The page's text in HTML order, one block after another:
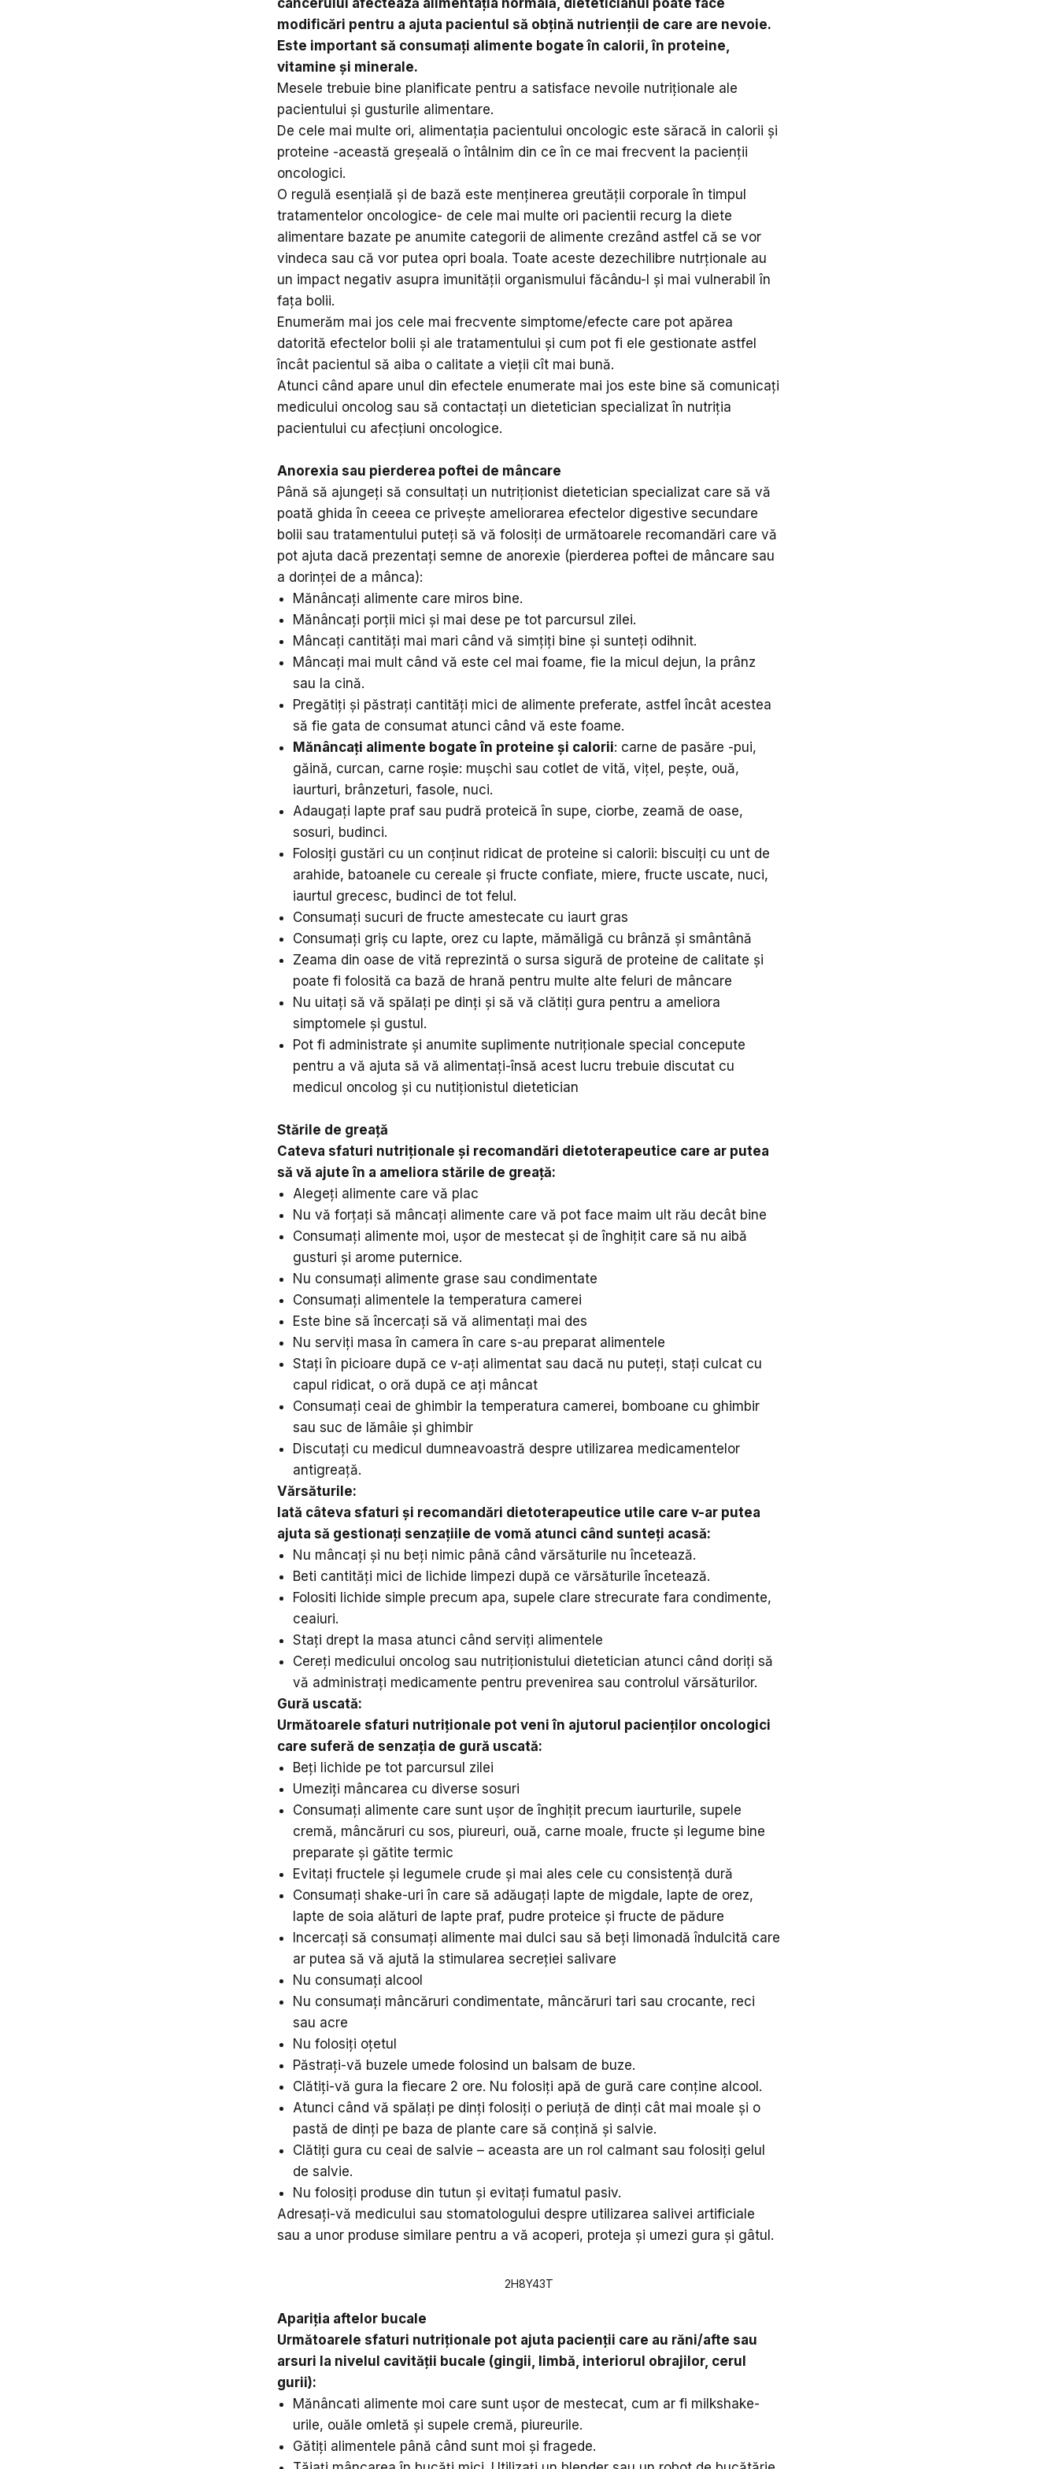
modificări pentru a ajuta pacientul să obțină nutrienții de care are nevoie.
Este important să consumați alimente bogate în calorii, în proteine,
vitamine și minerale.
Mesele trebuie bine planificate pentru a satisface nevoile nutriționale ale
pacientului și gusturile alimentare.
De cele mai multe ori, alimentația pacientului oncologic este săracă in calorii și
proteine -această greșeală o întâlnim din ce în ce mai frecvent la pacienții
oncologici.
O regulă esențială și de bază este menținerea greutății corporale în timpul
tratamentelor oncologice- de cele mai multe ori pacientii recurg la diete
alimentare bazate pe anumite categorii de alimente crezând astfel că se vor
vindeca sau că vor putea opri boala. Toate aceste dezechilibre nutrționale au
un impact negativ asupra imunității organismului făcându-l și mai vulnerabil în
fața bolii.
Enumerăm mai jos cele mai frecvente simptome/efecte care pot apărea
datorită efectelor bolii și ale tratamentului și cum pot fi ele gestionate astfel
încât pacientul să aiba o calitate a vieții cît mai bună.
Atunci când apare unul din efectele enumerate mai jos este bine să comunicați
medicului oncolog sau să contactați un dietetician specializat în nutriția
pacientului cu afecțiuni oncologice.
Anorexia sau pierderea poftei de mâncare
Până să ajungeți să consultați un nutriționist dietetician specializat care să vă
poată ghida în ceeea ce privește ameliorarea efectelor digestive secundare
bolii sau tratamentului puteți să vă folosiți de următoarele recomandări care vă
pot ajuta dacă prezentați semne de anorexie (pierderea poftei de mâncare sau
a dorinței de a mânca):
Mănâncați alimente care miros bine.
Mănâncați porții mici și mai dese pe tot parcursul zilei.
Mâncați cantități mai mari când vă simțiți bine și sunteți odihnit.
Mâncați mai mult când vă este cel mai foame, fie la micul dejun, la prânz
sau la cină.
Pregătiți și păstrați cantități mici de alimente preferate, astfel încât acestea
să fie gata de consumat atunci când vă este foame.
Mănâncați alimente bogate în proteine ​​și calorii: carne de pasăre -pui,
găină, curcan, carne roșie: mușchi sau cotlet de vită, vițel, pește, ouă,
iaurturi, brânzeturi, fasole, nuci.
Adaugați lapte praf sau pudră proteică în supe, ciorbe, zeamă de oase,
sosuri, budinci.
Folosiți gustări cu un conținut ridicat de proteine si calorii: biscuiți cu unt de
arahide, batoanele cu cereale și fructe confiate, miere, fructe uscate, nuci,
iaurtul grecesc, budinci de tot felul.
Consumați sucuri de fructe amestecate cu iaurt gras
Consumați griș cu lapte, orez cu lapte, mămăligă cu brânză și smântână
Zeama din oase de vită reprezintă o sursa sigură de proteine de calitate și
poate fi folosită ca bază de hrană pentru multe alte feluri de mâncare
Nu uitați să vă spălați pe dinți și să vă clătiți gura pentru a ameliora
simptomele și gustul.
Pot fi administrate și anumite suplimente nutriționale special concepute
pentru a vă ajuta să vă alimentați-însă acest lucru trebuie discutat cu
medicul oncolog și cu nutiționistul dietetician
Stările de greaţă
Cateva sfaturi nutriționale și recomandări dietoterapeutice care ar putea
să vă ajute în a ameliora stările de greață:
Alegeți alimente care vă plac
Nu vă forțați să mâncați alimente care vă pot face maim ult rău decât bine
Consumați alimente moi, ușor de mestecat și de înghițit care să nu aibă
gusturi și arome puternice.
Nu consumați alimente grase sau condimentate
Consumați alimentele la temperatura camerei
Este bine să încercați să vă alimentați mai des
Nu serviți masa în camera în care s-au preparat alimentele
Stați în picioare după ce v-ați alimentat sau dacă nu puteți, stați culcat cu
capul ridicat, o oră după ce ați mâncat
Consumați ceai de ghimbir la temperatura camerei, bomboane cu ghimbir
sau suc de lămâie și ghimbir
Discutați cu medicul dumneavoastră despre utilizarea medicamentelor
antigreață.
Vărsăturile:
Iată câteva sfaturi și recomandări dietoterapeutice utile care v-ar putea
ajuta să gestionați senzațiile de vomă atunci când sunteți acasă:
Nu mâncați și nu beți nimic până când vărsăturile nu încetează.
Beti cantități mici de lichide limpezi după ce vărsăturile încetează.
Folositi lichide simple precum apa, supele clare strecurate fara condimente,
ceaiuri.
Stați drept la masa atunci când serviți alimentele
Cereți medicului oncolog sau nutriționistului dietetician atunci când doriți să
vă administrați medicamente pentru prevenirea sau controlul vărsăturilor.
Gură uscată:
Următoarele sfaturi nutriționale pot veni în ajutorul pacienților oncologici
care suferă de senzația de gură uscată:
Beți lichide pe tot parcursul zilei
Umeziți mâncarea cu diverse sosuri
Consumați alimente care sunt ușor de înghițit precum iaurturile, supele
cremă, mâncăruri cu sos, piureuri, ouă, carne moale, fructe și legume bine
preparate și gătite termic
Evitați fructele și legumele crude și mai ales cele cu consistență dură
Consumați shake-uri în care să adăugați lapte de migdale, lapte de orez,
lapte de soia alături de lapte praf, pudre proteice și fructe de pădure
Incercați să consumați alimente mai dulci sau să beți limonadă îndulcită care
ar putea să vă ajută la stimularea secreției salivare
Nu consumați alcool
Nu consumați mâncăruri condimentate, mâncăruri tari sau crocante, reci
sau acre
Nu folosiți oțetul
Păstrați-vă buzele umede folosind un balsam de buze.
Clătiți-vă gura la fiecare 2 ore. Nu folosiți apă de gură care conține alcool.
Atunci când vă spălați pe dinți folosiți o periuță de dinți cât mai moale și o
pastă de dinți pe baza de plante care să conțină și salvie.
Clătiți gura cu ceai de salvie – aceasta are un rol calmant sau folosiți gelul
de salvie.
Nu folosiți produse din tutun și evitați fumatul pasiv.
Adresați-vă medicului sau stomatologului despre utilizarea salivei artificiale
sau a unor produse similare pentru a vă acoperi, proteja și umezi gura și gâtul.
2H8Y43T
Apariția aftelor bucale
Următoarele sfaturi nutriționale pot ajuta pacienții care au răni/afte sau
arsuri la nivelul cavității bucale (gingii, limbă, interiorul obrajilor, cerul
gurii):
Mănâncati alimente moi care sunt ușor de mestecat, cum ar fi milkshake-
urile, ouăle omletă și supele cremă, piureurile.
Gătiți alimentele până când sunt moi și fragede.